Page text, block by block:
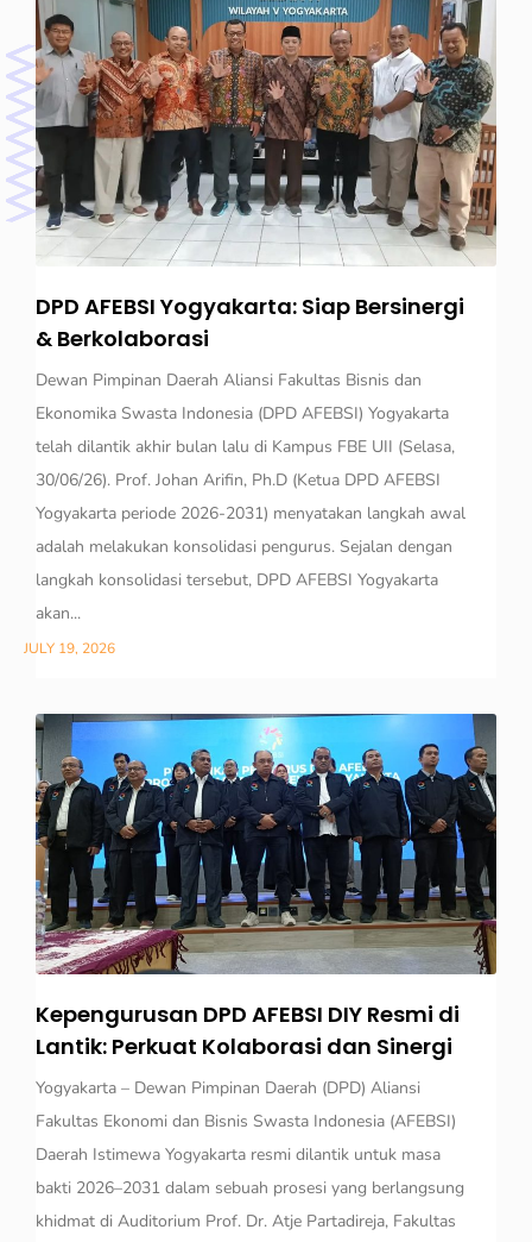
DPD AFEBSI Yogyakarta: Siap Bersinergi
& Berkolaborasi
Dewan Pimpinan Daerah Aliansi Fakultas Bisnis dan
Ekonomika Swasta Indonesia (DPD AFEBSI) Yogyakarta
telah dilantik akhir bulan lalu di Kampus FBE UII (Selasa,
30/06/26). Prof. Johan Arifin, Ph.D (Ketua DPD AFEBSI
Yogyakarta periode 2026-2031) menyatakan langkah awal
adalah melakukan konsolidasi pengurus. Sejalan dengan
langkah konsolidasi tersebut, DPD AFEBSI Yogyakarta
akan...
JULY 19, 2026
Kepengurusan DPD AFEBSI DIY Resmi di
Lantik: Perkuat Kolaborasi dan Sinergi
Yogyakarta – Dewan Pimpinan Daerah (DPD) Aliansi
Fakultas Ekonomi dan Bisnis Swasta Indonesia (AFEBSI)
Daerah Istimewa Yogyakarta resmi dilantik untuk masa
bakti 2026–2031 dalam sebuah prosesi yang berlangsung
khidmat di Auditorium Prof. Dr. Atje Partadireja, Fakultas